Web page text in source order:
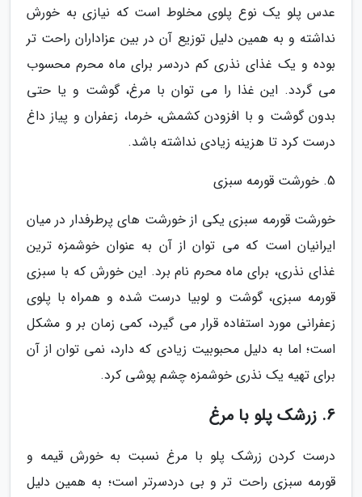
عدس پلو یک نوع پلوی مخلوط است که نیازی به خورش
نداشته و به همین دلیل توزیع آن در بین عزاداران راحت تر
بوده و یک غذای نذری کم دردسر برای ماه محرم محسوب
می گردد. این غذا را می توان با مرغ، گوشت و یا حتی
بدون گوشت و با افزودن کشمش، خرما، زعفران و پیاز داغ
درست کرد تا هزینه زیادی نداشته باشد.
5. خورشت قورمه سبزی
خورشت قورمه سبزی یکی از خورشت های پرطرفدار در میان
ایرانیان است که می توان از آن به عنوان خوشمزه ترین
غذای نذری، برای ماه محرم نام برد. این خورش که با سبزی
قورمه سبزی، گوشت و لوبیا درست شده و همراه با پلوی
زعفرانی مورد استفاده قرار می گیرد، کمی زمان بر و مشکل
است؛ اما به دلیل محبوبیت زیادی که دارد، نمی توان از آن
برای تهیه یک نذری خوشمزه چشم پوشی کرد.
6. زرشک پلو با مرغ
درست کردن زرشک پلو با مرغ نسبت به خورش قیمه و
قورمه سبزی راحت تر و بی دردسرتر است؛ به همین دلیل